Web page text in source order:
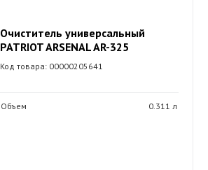
Очиститель универсальный
PATRIOT ARSENAL AR-325
Код товара: 00000205641
Объем 0.311 л